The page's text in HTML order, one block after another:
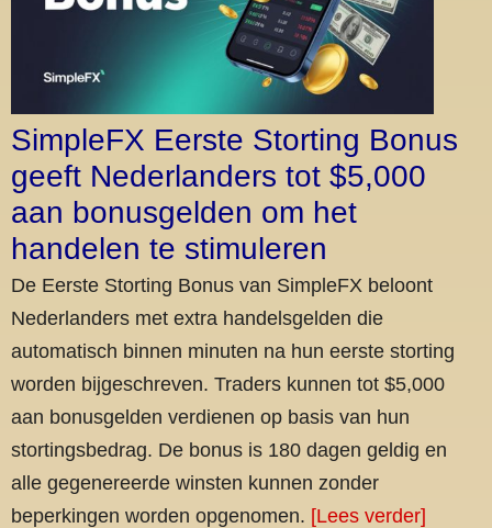
SimpleFX Eerste Storting Bonus
geeft Nederlanders tot $5,000
aan bonusgelden om het
handelen te stimuleren
De Eerste Storting Bonus van SimpleFX beloont
Nederlanders met extra handelsgelden die
automatisch binnen minuten na hun eerste storting
worden bijgeschreven. Traders kunnen tot $5,000
aan bonusgelden verdienen op basis van hun
stortingsbedrag. De bonus is 180 dagen geldig en
alle gegenereerde winsten kunnen zonder
beperkingen worden opgenomen. [Lees verder]